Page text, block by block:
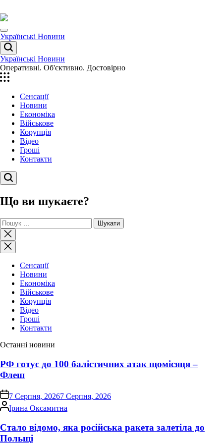
до
вмісту
Menu
Українські Новини
Пошук
Українські Новини
Оперативні. Об'єктивно. Достовірно
Сенсації
Новини
Економіка
Військове
Корупція
Відео
Гроші
Контакти
Пошук
Що ви шукаєте?
Пошук:
Закрити
пошук
Сенсації
Новини
Економіка
Військове
Корупція
Відео
Гроші
Контакти
Останні новини
РФ готує до 100 балістичних атак щомісяця –
Флеш
on 7 Серпня, 20267 Серпня, 2026
Опубліковано
Ірина Оксамитна
Стало відомо, яка російська ракета залетіла до
Польщі